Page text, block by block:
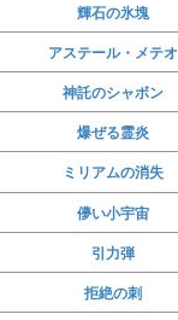
輝石の氷塊
アステール・メテオ
神託のシャボン
爆ぜる霊炎
ミリアムの消失
儚い小宇宙
引力弾
拒絶の刺